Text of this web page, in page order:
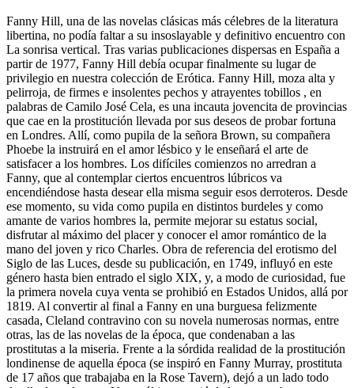
Fanny Hill, una de las novelas clásicas más célebres de la literatura
libertina, no podía faltar a su insoslayable y definitivo encuentro con
La sonrisa vertical. Tras varias publicaciones dispersas en España a
partir de 1977, Fanny Hill debía ocupar finalmente su lugar de
privilegio en nuestra colección de Erótica. Fanny Hill, moza alta y
pelirroja, de firmes e insolentes pechos y atrayentes tobillos , en
palabras de Camilo José Cela, es una incauta jovencita de provincias
que cae en la prostitución llevada por sus deseos de probar fortuna
en Londres. Allí, como pupila de la señora Brown, su compañera
Phoebe la instruirá en el amor lésbico y le enseñará el arte de
satisfacer a los hombres. Los difíciles comienzos no arredran a
Fanny, que al contemplar ciertos encuentros lúbricos va
encendiéndose hasta desear ella misma seguir esos derroteros. Desde
ese momento, su vida como pupila en distintos burdeles y como
amante de varios hombres la, permite mejorar su estatus social,
disfrutar al máximo del placer y conocer el amor romántico de la
mano del joven y rico Charles. Obra de referencia del erotismo del
Siglo de las Luces, desde su publicación, en 1749, influyó en este
género hasta bien entrado el siglo XIX, y, a modo de curiosidad, fue
la primera novela cuya venta se prohibió en Estados Unidos, allá por
1819. Al convertir al final a Fanny en una burguesa felizmente
casada, Cleland contravino con su novela numerosas normas, entre
otras, las de las novelas de la época, que condenaban a las
prostitutas a la miseria. Frente a la sórdida realidad de la prostitución
londinense de aquella época (se inspiró en Fanny Murray, prostituta
de 17 años que trabajaba en la Rose Tavern), dejó a un lado todo